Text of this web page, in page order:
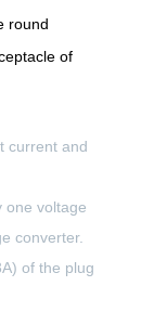
round
of
current and
one voltage
converter.
of the plug